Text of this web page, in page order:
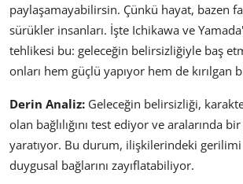
paylaşamayabilirsin. Çünkü hayat, bazen
sürükler insanları. İşte Ichikawa ve
tehlikesi bu: geleceğin belirsizliğiyle baş
onları hem güçlü yapıyor hem de kırılgan
Derin Analiz: Geleceğin belirsizliği,
olan bağlılığını test ediyor ve aralarında
yaratıyor. Bu durum, ilişkilerindeki gerilimi
duygusal bağlarını zayıflatabiliyor.